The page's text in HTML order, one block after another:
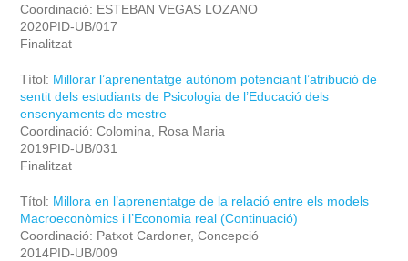
Coordinació: ESTEBAN VEGAS LOZANO
2020PID-UB/017
Finalitzat
Títol: Millorar l’aprenentatge autònom potenciant l’atribució de
sentit dels estudiants de Psicologia de l’Educació dels
ensenyaments de mestre
Coordinació: Colomina, Rosa Maria
2019PID-UB/031
Finalitzat
Títol: Millora en l’aprenentatge de la relació entre els models
Macroeconòmics i l’Economia real (Continuació)
Coordinació: Patxot Cardoner, Concepció
2014PID-UB/009